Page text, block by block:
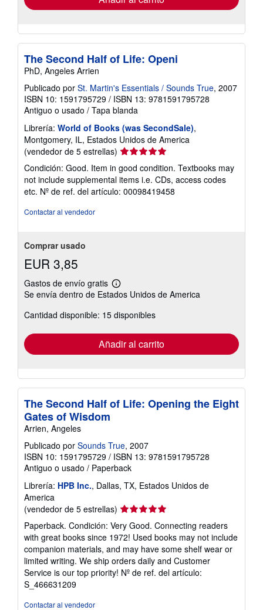
The Second Half of Life: Openi
PhD, Angeles Arrien
Publicado por St. Martin's Essentials / Sounds True, 2007
ISBN 10: 1591795729 / ISBN 13: 9781591795728
Antiguo o usado / Tapa blanda
Librería: World of Books (was SecondSale),
Montgomery, IL, Estados Unidos de America
(vendedor de 5 estrellas) Calificación
vendedor:
5
de
Condición: Good. Item in good condition. Textbooks may
not include supplemental items i.e. CDs, access codes
etc. Nº de ref. del artículo: 00098419458
Contactar al vendedor
Comprar usado
EUR 3,85
Gastos de envío gratis
Más
información
las
tarifas
envío
Se envía dentro de Estados Unidos de America
Cantidad disponible: 15 disponibles
Añadir al carrito
The Second Half of Life: Opening the Eight
Gates of Wisdom
Arrien, Angeles
Publicado por Sounds True, 2007
ISBN 10: 1591795729 / ISBN 13: 9781591795728
Antiguo o usado / Paperback
Librería: HPB Inc., Dallas, TX, Estados Unidos de
America
(vendedor de 5 estrellas) Calificación
vendedor:
5
de
5
estrellas
Paperback. Condición: Very Good. Connecting readers
with great books since 1972! Used books may not include
companion materials, and may have some shelf wear or
limited writing. We ship orders daily and Customer
Service is our top priority! Nº de ref. del artículo:
S_466631209
Contactar al vendedor